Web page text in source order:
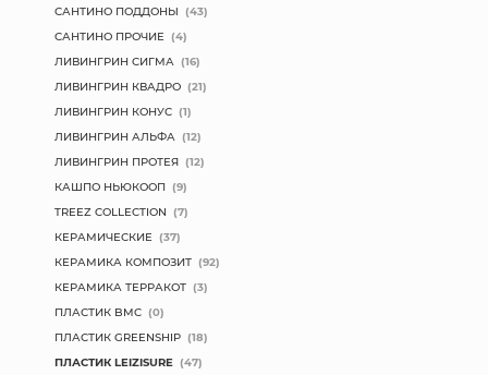
САНТИНО ПОДДОНЫ (43)
САНТИНО ПРОЧИЕ (4)
ЛИВИНГРИН СИГМА (16)
ЛИВИНГРИН КВАДРО (21)
ЛИВИНГРИН КОНУС (1)
ЛИВИНГРИН АЛЬФА (12)
ЛИВИНГРИН ПРОТЕЯ (12)
КАШПО НЬЮКООП (9)
TREEZ COLLECTION (7)
КЕРАМИЧЕСКИЕ (37)
КЕРАМИКА КОМПОЗИТ (92)
КЕРАМИКА ТЕРРАКОТ (3)
ПЛАСТИК BMC (0)
ПЛАСТИК GREENSHIP (18)
ПЛАСТИК LEIZISURE (47)